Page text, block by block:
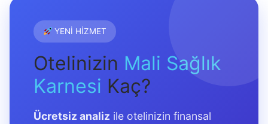
YENİ HİZMET
Otelinizin Mali Sağlık
Karnesi Kaç?
Ücretsiz analiz ile otelinizin finansal